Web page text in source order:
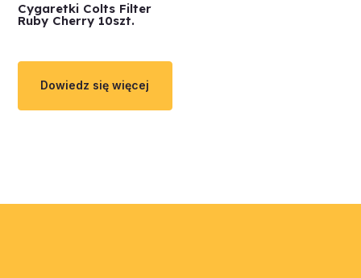
Cygaretki Colts Filter
Ruby Cherry 10szt.
Dowiedz się więcej